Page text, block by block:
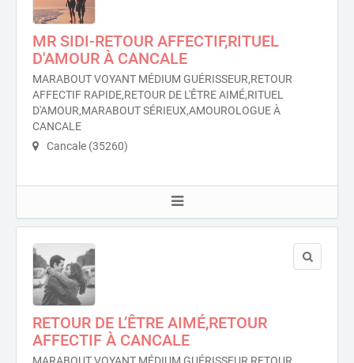
MR SIDI-RETOUR AFFECTIF,RITUEL
D'AMOUR À CANCALE
MARABOUT VOYANT MÉDIUM GUÉRISSEUR,RETOUR
AFFECTIF RAPIDE,RETOUR DE L'ÊTRE AIMÉ,RITUEL
D'AMOUR,MARABOUT SÉRIEUX,AMOUROLOGUE À
CANCALE
Cancale (35260)
RETOUR DE L’ÊTRE AIMÉ,RETOUR
AFFECTIF À CANCALE